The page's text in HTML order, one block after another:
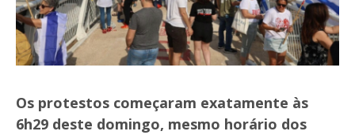
Os protestos começaram exatamente às
6h29 deste domingo, mesmo horário dos